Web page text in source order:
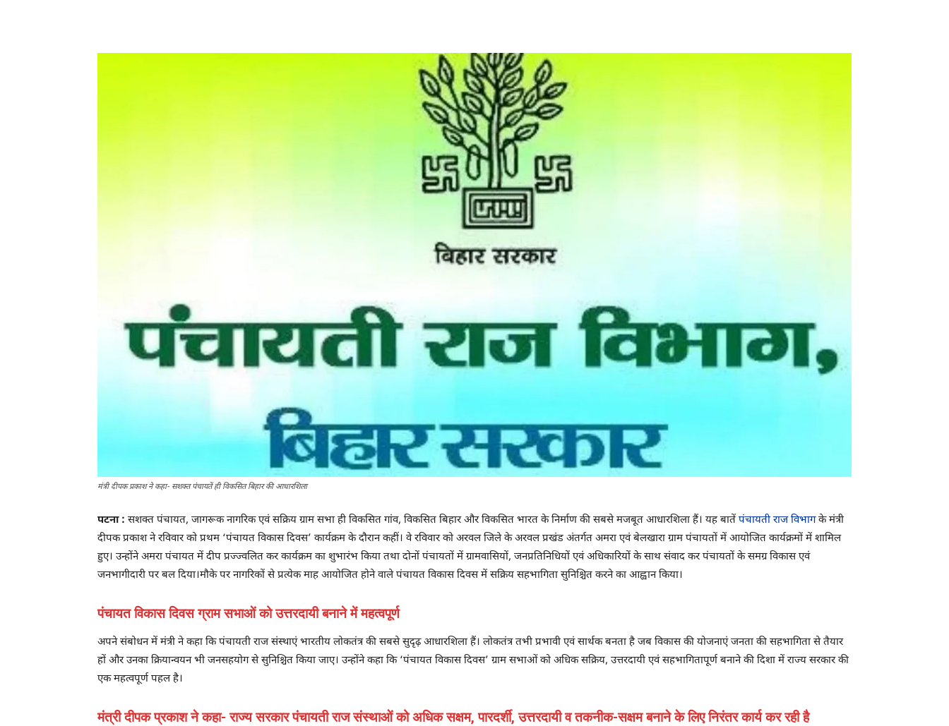
मंत्री दीपक प्रकाश ने कहा- सशक्त पंचायतें ही विकसित बिहार की आधारशिला
पटना : सशक्त पंचायत, जागरूक नागरिक एवं सक्रिय ग्राम सभा ही विकसित गांव, विकसित बिहार और विकसित भारत के निर्माण की सबसे मजबूत आधारशिला हैं। यह बातें पंचायती राज विभागके मंत्री
दीपक प्रकाश ने रविवार को प्रथम ‘पंचायत विकास दिवस’ कार्यक्रम के दौरान कहीं। वे रविवार को अरवल जिले के अरवल प्रखंड अंतर्गत अमरा एवं बेलखारा ग्राम पंचायतों में आयोजित कार्यक्रमों में शामिल
हुए। उन्होंने अमरा पंचायत में दीप प्रज्ज्वलित कर कार्यक्रम का शुभारंभ किया तथा दोनों पंचायतों में ग्रामवासियों, जनप्रतिनिधियों एवं अधिकारियों के साथ संवाद कर पंचायतों के समग्र विकास एवं
जनभागीदारी पर बल दिया।मौके पर नागरिकों से प्रत्येक माह आयोजित होने वाले पंचायत विकास दिवस में सक्रिय सहभागिता सुनिश्चित करने का आह्वान किया।
पंचायत विकास दिवस ग्राम सभाओं को उत्तरदायी बनाने में महत्वपूर्ण
अपने संबोधन में मंत्री ने कहा कि पंचायती राज संस्थाएं भारतीय लोकतंत्र की सबसे सुदृढ़ आधारशिला हैं। लोकतंत्र तभी प्रभावी एवं सार्थक बनता है जब विकास की योजनाएं जनता की सहभागिता से तैयार
हों और उनका क्रियान्वयन भी जनसहयोग से सुनिश्चित किया जाए। उन्होंने कहा कि ‘पंचायत विकास दिवस’ ग्राम सभाओं को अधिक सक्रिय, उत्तरदायी एवं सहभागितापूर्ण बनाने की दिशा में राज्य सरकार की
एक महत्वपूर्ण पहल है।
मंत्री दीपक प्रकाश ने कहा- राज्य सरकार पंचायती राज संस्थाओं को अधिक सक्षम, पारदर्शी, उत्तरदायी व तकनीक-सक्षम बनाने के लिए निरंतर कार्य कर रही है